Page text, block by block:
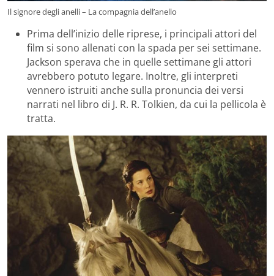
Il signore degli anelli – La compagnia dell’anello
Prima dell’inizio delle riprese, i principali attori del
film si sono allenati con la spada per sei settimane.
Jackson sperava che in quelle settimane gli attori
avrebbero potuto legare. Inoltre, gli interpreti
vennero istruiti anche sulla pronuncia dei versi
narrati nel libro di J. R. R. Tolkien, da cui la pellicola è
tratta.